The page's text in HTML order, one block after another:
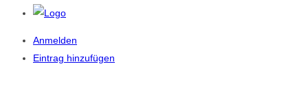
Anmelden
Eintrag hinzufügen